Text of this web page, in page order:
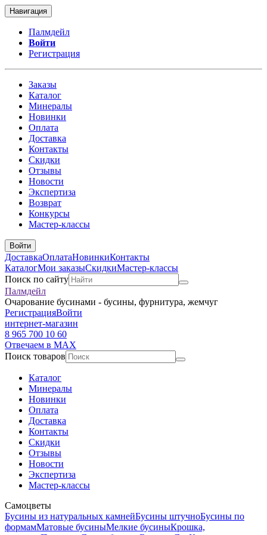
Навигация
Палмдейл
Войти
Регистрация
Заказы
Каталог
Минералы
Новинки
Оплата
Доставка
Контакты
Скидки
Отзывы
Новости
Экспертиза
Возврат
Конкурсы
Мастер-классы
Войти
ДоставкаОплатаНовинкиКонтакты
КаталогМои заказыСкидкиМастер-классы
Поиск по сайту
Палмдейл
Очарование бусинами - бусины, фурнитура, жемчуг
РегистрацияВойти
интернет-магазин
8 965 700 10 60
Отвечаем в MAX
Поиск товаров
Каталог
Минералы
Новинки
Оплата
Доставка
Контакты
Скидки
Отзывы
Новости
Экспертиза
Мастер-классы
Самоцветы
Бусины из натуральных камнейБусины штучноБусины по
формамМатовые бусиныМелкие бусиныКрошка,